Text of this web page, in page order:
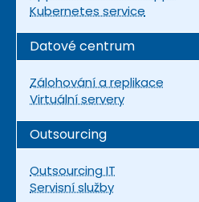
Kubernetes service
Datové centrum
Zálohování a replikace
Virtuální servery
Outsourcing
Outsourcing IT
Servisní služby